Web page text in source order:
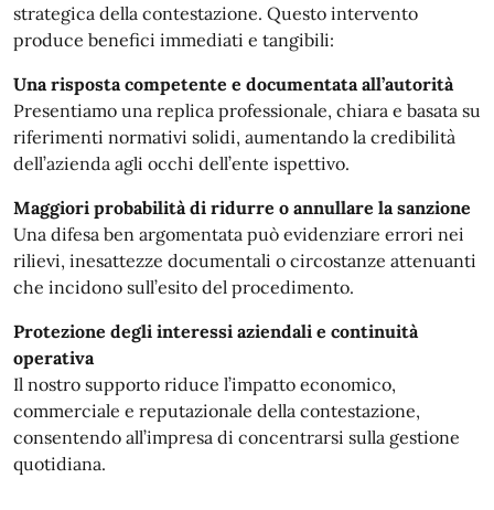
strategica della contestazione. Questo intervento
produce benefici immediati e tangibili:
Una risposta competente e documentata all’autorità
Presentiamo una replica professionale, chiara e basata su
riferimenti normativi solidi, aumentando la credibilità
dell’azienda agli occhi dell’ente ispettivo.
Maggiori probabilità di ridurre o annullare la sanzione
Una difesa ben argomentata può evidenziare errori nei
rilievi, inesattezze documentali o circostanze attenuanti
che incidono sull’esito del procedimento.
Protezione degli interessi aziendali e continuità
operativa
Il nostro supporto riduce l’impatto economico,
commerciale e reputazionale della contestazione,
consentendo all’impresa di concentrarsi sulla gestione
quotidiana.